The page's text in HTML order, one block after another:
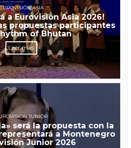
ASIA
a Eurovisión Asia 2026!
propuestas participantes
of Bhutan
Leer más
JUNIOR
será la propuesta con la
a Montenegro
Junior 2026